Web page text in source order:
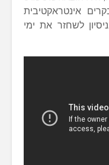
מבקרים אינטראקטיבית
בניסיון לשחזר את ימי